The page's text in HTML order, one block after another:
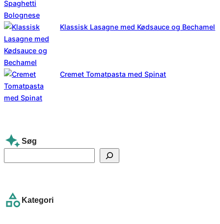
Klassisk Lasagne med Kødsauce og Bechamel
Cremet Tomatpasta med Spinat
Søg
e
c
Kategori